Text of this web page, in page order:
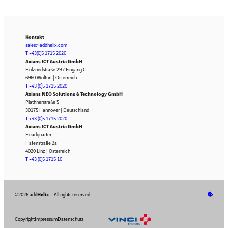
Kontakt
sales@addhelix.com
T +43(0)5 1715 2020
Axians ICT Austria GmbH
Holzriedstraße 29 / Eingang C
6960 Wolfurt | Österreich
T +43 (0)5 1715 2020
Axians NEO Solutions & Technology GmbH
Plathnerstraße 5
30175 Hannover | Deutschland
T +43 (0)5 1715 2020
Axians ICT Austria GmbH
Headquarter
Hafenstraße 2a
4020 Linz | Österreich
T +43 (0)5 1715 10
©2026 add Helix– All rights reserved
CopyrightImpressumDatenschutz